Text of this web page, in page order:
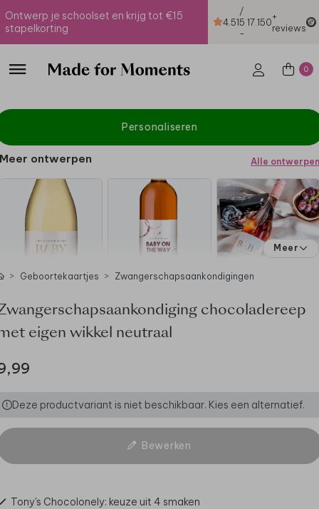
Ontwerp je schoolset en krijg tot €15
stapelkorting
4.51
/
5
-
17.150+
reviews
0
Personaliseren
Meer ontwerpen Alle ontwerpen
Meer
Geboortekaartjes Zwangerschapsaankondigingen
chocoladereep
eigen wikkel neutraal
Deze productvariant is niet beschikbaar. Kies een alternatief.
Bewerken
Tony's Chocolonely: keuze uit 4 smaken